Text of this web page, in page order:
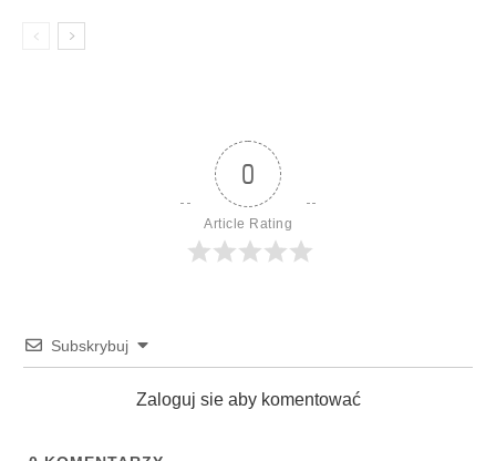
0
Article Rating
Subskrybuj
Zaloguj sie aby komentować